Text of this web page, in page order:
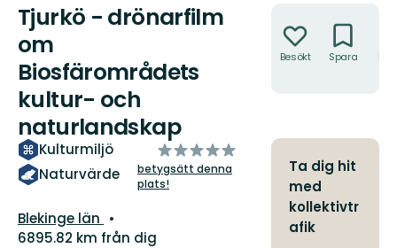
Tjurkö - drönarfilm
om
Biosfärområdets
kultur- och
naturlandskap
Kulturmiljö
Naturvärde
av
5
stjärnor
betygsätt denna
plats!
Län:
Blekinge län
6895.82 km från dig
Besökt Spara
Ta dig hit
med
kollektivtr
afik